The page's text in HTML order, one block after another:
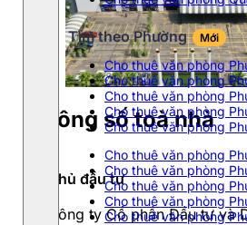
Tìm theo Phường Mới
Cho thuê văn phòng
Cho thuê văn phòng
Cho thuê văn phòng
Cho thuê văn phòng
Cho thuê văn phòng
Cho thuê văn phòng
Cho thuê văn phòng
Cho thuê văn phòng
Cho thuê văn phòng
Cho thuê văn phòng
Thông số toà nhà
Chủ đầu tư
Công ty Cổ phần Đầu tư và